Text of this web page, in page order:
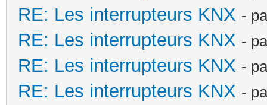
RE: Les interrupteurs KNX -
RE: Les interrupteurs KNX -
RE: Les interrupteurs KNX -
RE: Les interrupteurs KNX -